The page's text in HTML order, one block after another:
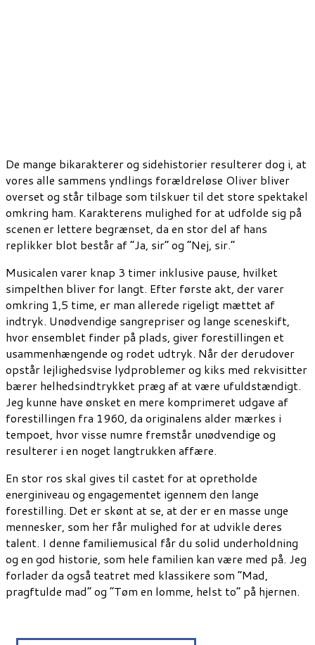
De mange bikarakterer og sidehistorier resulterer dog i, at
vores alle sammens yndlings forældreløse Oliver bliver
overset og står tilbage som tilskuer til det store spektakel
omkring ham. Karakterens mulighed for at udfolde sig på
scenen er lettere begrænset, da en stor del af hans
replikker blot består af ”Ja, sir” og ”Nej, sir.”
Musicalen varer knap 3 timer inklusive pause, hvilket
simpelthen bliver for langt. Efter første akt, der varer
omkring 1,5 time, er man allerede rigeligt mættet af
indtryk. Unødvendige sangrepriser og lange sceneskift,
hvor ensemblet finder på plads, giver forestillingen et
usammenhængende og rodet udtryk. Når der derudover
opstår lejlighedsvise lydproblemer og kiks med rekvisitter
bærer helhedsindtrykket præg af at være ufuldstændigt.
Jeg kunne have ønsket en mere komprimeret udgave af
forestillingen fra 1960, da originalens alder mærkes i
tempoet, hvor visse numre fremstår unødvendige og
resulterer i en noget langtrukken affære.
En stor ros skal gives til castet for at opretholde
energiniveau og engagementet igennem den lange
forestilling. Det er skønt at se, at der er en masse unge
mennesker, som her får mulighed for at udvikle deres
talent. I denne familiemusical får du solid underholdning
og en god historie, som hele familien kan være med på. Jeg
forlader da også teatret med klassikere som ”Mad,
pragftulde mad” og ”Tøm en lomme, helst to” på hjernen.